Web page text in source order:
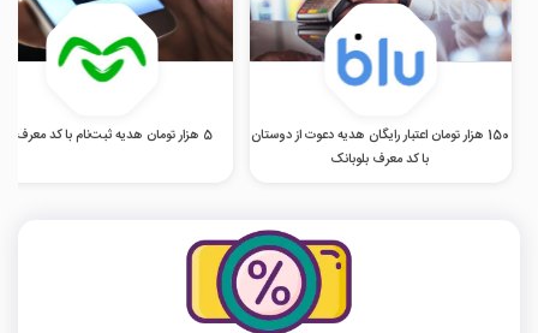
150 هزار تومان اعتبار رایگان هدیه دعوت از دوستان
با کد معرف بلوبانک
5 هزار تومان هدیه ثبت‌نام با کد معرف اومو